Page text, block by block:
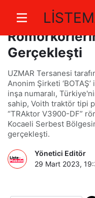
BOTAŞ İçin
Gerçekleşti
UZMAR Tersanesi
Anonim Şirketi
inşa numaralı,
sahip, Voith traktör tipi
“TRAktor V3900-DF”
Kocaeli Serbest
gerçekleşti.
Yönetici Editör
29 Mart 2023,